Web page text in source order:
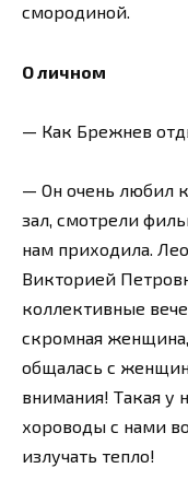
смородиной.
О личном
— Как Брежнев
— Он очень любил
зал, смотрели
нам приходила.
Викторией
коллективные
скромная женщина,
общалась с
внимания! Такая у
хороводы с нами
излучать тепло!